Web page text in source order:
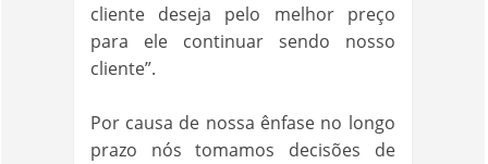
cliente deseja pelo melhor preço
para ele continuar sendo nosso
cliente”.
Por causa de nossa ênfase no longo
prazo nós tomamos decisões de